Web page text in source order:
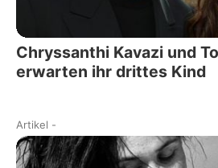
Chryssanthi Kavazi und
erwarten ihr drittes Kind
Artikel -